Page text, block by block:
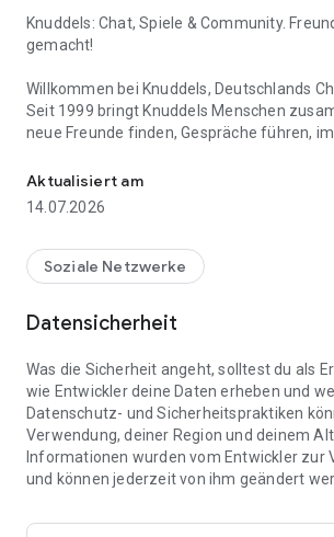
Knuddels: Chat, Spiele & Community.
gemacht!
Willkommen bei Knuddels, Deutschlands
Seit 1999 bringt Knuddels Menschen
neue Freunde finden, Gespräche führen,
Singles erleben möchtest, gibt es den
Alles kostenlos!
Vergiss endloses Swipen und künstliche
kannst du direkt im Chat starten, chatten,
der echte Gespräche zählen. Dafür steht
Jahren: ehrliches Dating, echter Chat,
echter Flirt mit Singles.
💬 Neue Leute kennenlernen & Freunde
diskutieren und Gleichgesinnte und
Aktualisiert am
14.07.2026
Soziale Netzwerke
Datensicherheit
Was die Sicherheit angeht, solltest du als
wie Entwickler deine Daten erheben und
Datenschutz- und Sicherheitspraktiken
Verwendung, deiner Region und deinem
Informationen wurden vom Entwickler zur
und können jederzeit von ihm geändert